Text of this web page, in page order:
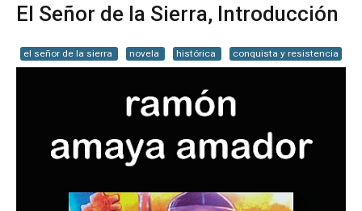
Noticias
El Señor de la Sierra, Introducción
el señor de la sierra novela histórica conquista y resistencia